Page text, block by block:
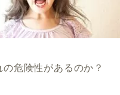
の危険性があるのか？